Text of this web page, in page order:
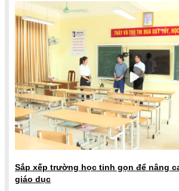
Sắp xếp trường học tinh gọn để nâng
giáo dục